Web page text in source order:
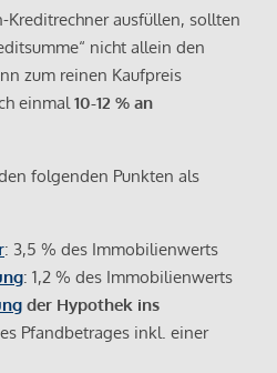
ausfüllen, sollten
nicht allein den
zum reinen Kaufpreis
einmal10-12 % an
folgenden Punkten als
: 3,5 % des Immobilienwerts
: 1,2 % des Immobilienwerts
der Hypothek ins
Pfandbetrages inkl. einer